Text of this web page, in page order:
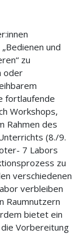
und
zu
oder
fortlaufende
Workshops,
Rahmen des
(8./9.
7 Labors
zu
verschiedenen
verbleiben
Raumnutzern
bietet ein
Vorbereitung